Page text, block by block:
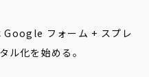
Google フォーム + スプレ
ル化を始める。